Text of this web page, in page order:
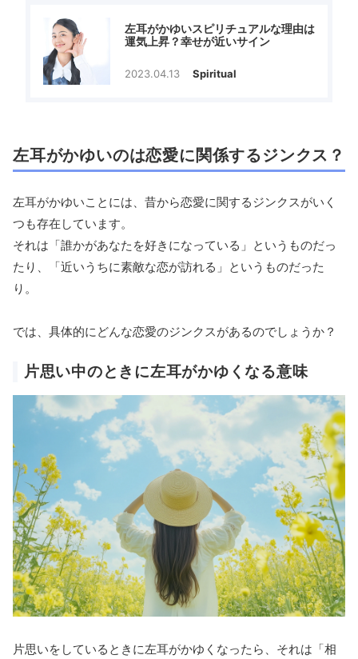
左耳がかゆいスピリチュアルな理由は
運気上昇？幸せが近いサイン
2023.04.13 Spiritual
左耳がかゆいのは恋愛に関係するジンクス？
左耳がかゆいことには、昔から恋愛に関するジンクスがいく
つも存在しています。
それは「誰かがあなたを好きになっている」というものだっ
たり、「近いうちに素敵な恋が訪れる」というものだった
り。
では、具体的にどんな恋愛のジンクスがあるのでしょうか？
片思い中のときに左耳がかゆくなる意味
片思いをしているときに左耳がかゆくなったら、それは「相